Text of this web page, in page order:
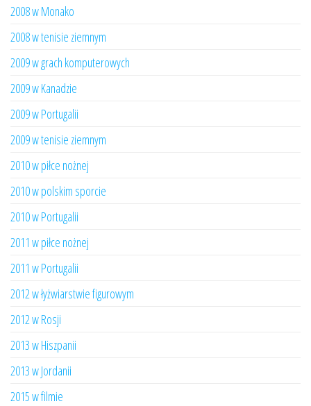
2008 w Monako
2008 w tenisie ziemnym
2009 w grach komputerowych
2009 w Kanadzie
2009 w Portugalii
2009 w tenisie ziemnym
2010 w piłce nożnej
2010 w polskim sporcie
2010 w Portugalii
2011 w piłce nożnej
2011 w Portugalii
2012 w łyżwiarstwie figurowym
2012 w Rosji
2013 w Hiszpanii
2013 w Jordanii
2015 w filmie